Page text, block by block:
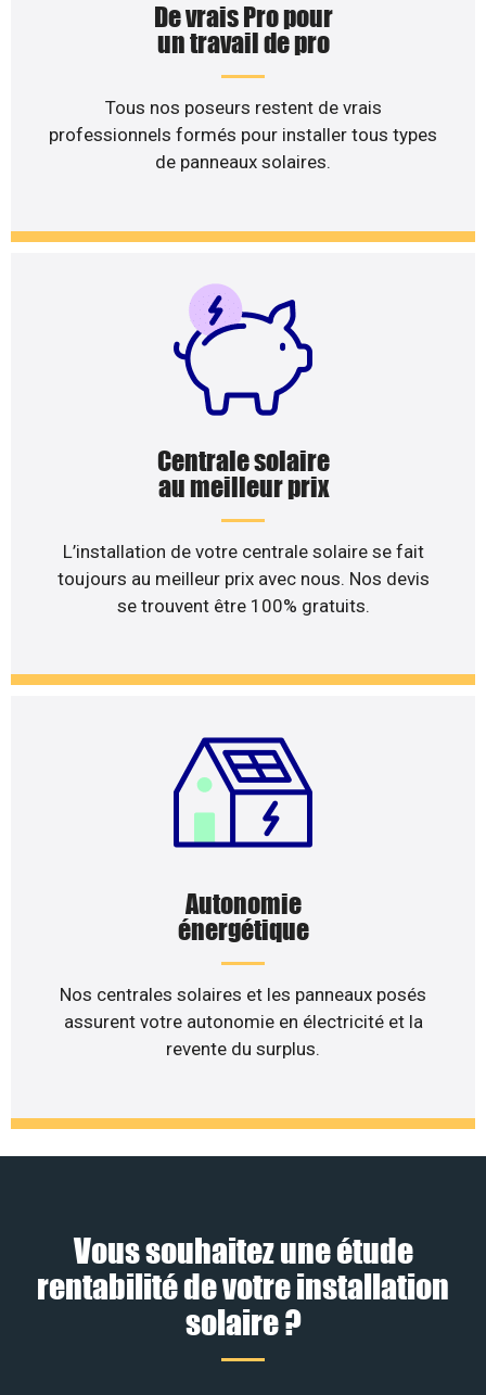
De vrais Pro pour
un travail de pro
Tous nos poseurs restent de vrais
professionnels formés pour installer tous types
de panneaux solaires.
Centrale solaire
au meilleur prix
L’installation de votre centrale solaire se fait
toujours au meilleur prix avec nous. Nos devis
se trouvent être 100% gratuits.
Autonomie
énergétique
Nos centrales solaires et les panneaux posés
assurent votre autonomie en électricité et la
revente du surplus.
Vous souhaitez une étude
rentabilité de votre installation
solaire ?